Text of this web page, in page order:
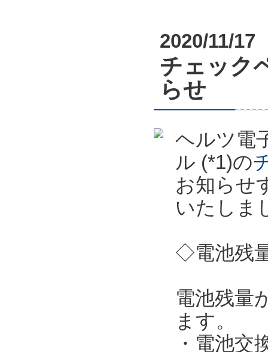
2020/11/17
チェック
らせ
ヘルツ電
ル (*1)の
お知らせ
いたしま
◇電池残
電池残量
ます。
・電池